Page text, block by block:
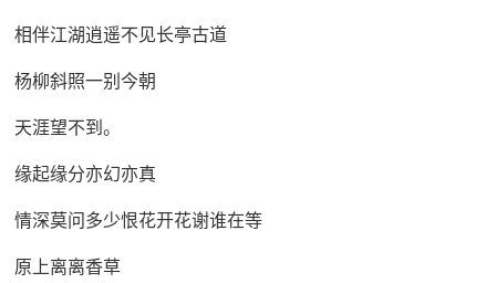
相伴江湖逍遥不见长亭古道
杨柳斜照一别今朝
天涯望不到。
缘起缘分亦幻亦真
情深莫问多少恨花开花谢谁在等
原上离离香草